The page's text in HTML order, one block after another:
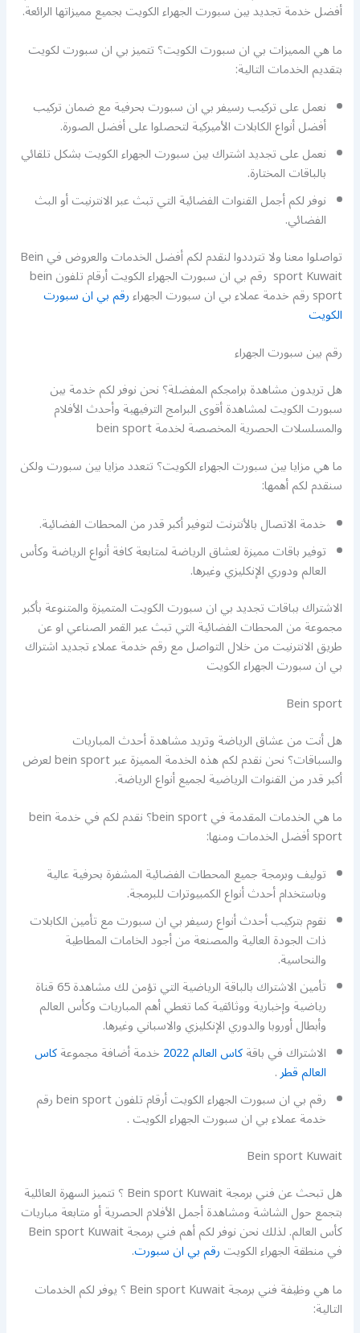
أفضل خدمة تجديد بين سبورت الجهراء الكويت بجميع مميزاتها الرائعة.
ما هي المميزات بي ان سبورت الكويت؟ تتميز بي ان سبورت لكويت
بتقديم الخدمات التالية:
نعمل على تركيب رسيفر بي ان سبورت بحرفية مع ضمان تركيب
أفضل أنواع الكابلات الأميركية لتحصلوا على أفضل الصورة.
نعمل على تجديد اشتراك بين سبورت الجهراء الكويت بشكل تلقائي
بالباقات المختارة.
نوفر لكم أجمل القنوات الفضائية التي تبث عبر الانترنيت أو البث
الفضائي.
تواصلوا معنا ولا تترددوا لنقدم لكم أفضل الخدمات والعروض في Bein
sport Kuwait رقم بي ان سبورت الجهراء الكويت أرقام تلفون bein
sport رقم خدمة عملاء بي ان سبورت الجهراء رقم بي ان سبورت
الكويت
رقم بين سبورت الجهراء
هل تريدون مشاهدة برامجكم المفضلة؟ نحن نوفر لكم خدمة بين
سبورت الكويت لمشاهدة أقوى البرامج الترفيهية وأحدث الأفلام
والمسلسلات الحصرية المخصصة لخدمة bein sport
ما هي مزايا بين سبورت الجهراء الكويت؟ تتعدد مزايا بين سبورت ولكن
سنقدم لكم أهمها:
خدمة الاتصال بالأنترنت لتوفير أكبر قدر من المحطات الفضائية.
توفير باقات مميزة لعشاق الرياضة لمتابعة كافة أنواع الرياضة وكأس
العالم ودوري الإنكليزي وغيرها.
الاشتراك بباقات تجديد بي ان سبورت الكويت المتميزة والمتنوعة بأكبر
مجموعة من المحطات الفضائية التي تبث عبر القمر الصناعي او عن
طريق الانترنيت من خلال التواصل مع رقم خدمة عملاء تجديد اشتراك
بي ان سبورت الجهراء الكويت
Bein sport
هل أنت من عشاق الرياضة وتريد مشاهدة أحدث المباريات
والسباقات؟ نحن نقدم لكم هذه الخدمة المميزة عبر bein sport لعرض
أكبر قدر من القنوات الرياضية لجميع أنواع الرياضة.
ما هي الخدمات المقدمة في bein sport؟ نقدم لكم في خدمة bein
sport أفضل الخدمات ومنها:
توليف وبرمجة جميع المحطات الفضائية المشفرة بحرفية عالية
وباستخدام أحدث أنواع الكمبيوترات للبرمجة.
نقوم بتركيب أحدث أنواع رسيفر بي ان سبورت مع تأمين الكابلات
ذات الجودة العالية والمصنعة من أجود الخامات المطاطية
والنحاسية.
تأمين الاشتراك بالباقة الرياضية التي تؤمن لك مشاهدة 65 قناة
رياضية وإخبارية ووثائقية كما تغطي أهم المباريات وكأس العالم
وأبطال أوروبا والدوري الإنكليزي والاسباني وغيرها.
الاشتراك في باقةكاس العالم 2022 خدمة أضافة مجموعةكاس
العالم قطر.
رقم بي ان سبورت الجهراء الكويت أرقام تلفون bein sport رقم
خدمة عملاء بي ان سبورت الجهراء الكويت .
Bein sport Kuwait
هل تبحث عن فني برمجة Bein sport Kuwait ؟ تتميز السهرة العائلية
بتجمع حول الشاشة ومشاهدة أجمل الأفلام الحصرية أو متابعة مباريات
كأس العالم. لذلك نحن نوفر لكم أهم فني برمجة Bein sport Kuwait
في منطقة الجهراء الكويترقم بي ان سبورت.
ما هي وظيفة فني برمجة Bein sport Kuwait ؟ يوفر لكم الخدمات
التالية: